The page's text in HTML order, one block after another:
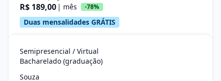
R$ 189,00 | mês -78%
Duas mensalidades GRÁTIS
Semipresencial / Virtual
Bacharelado (graduação)
Souza